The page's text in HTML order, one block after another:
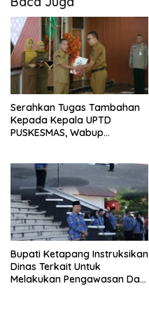
Serahkan Tugas Tambahan
Kepada Kepala UPTD
PUSKESMAS, Wabup
Baik
Bupati Ketapang Instruksikan
Dinas Terkait Untuk
Melakukan Pengawasan Dan